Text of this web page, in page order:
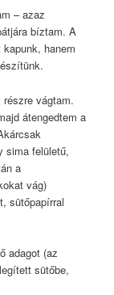
– azaz
bíztam. A
hanem
vágtam.
átengedtem a
sima felületű,
a
vág)
sütőpapírral
adagot (az
sütőbe,